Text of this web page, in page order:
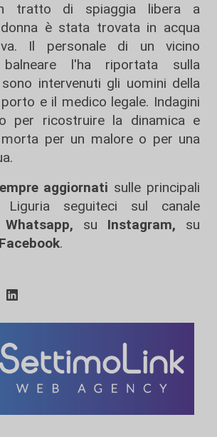
tratto di spiaggia libera a
è stata trovata in acqua
Il personale di un vicino
balneare l'ha riportata sulla
intervenuti gli uomini della
e il medico legale. Indagini
per ricostruire la dinamica e
per un malore o per una
aggiornati sulle principali
Liguria seguiteci sul canale
Whatsapp, su Instagram, su
Facebook.